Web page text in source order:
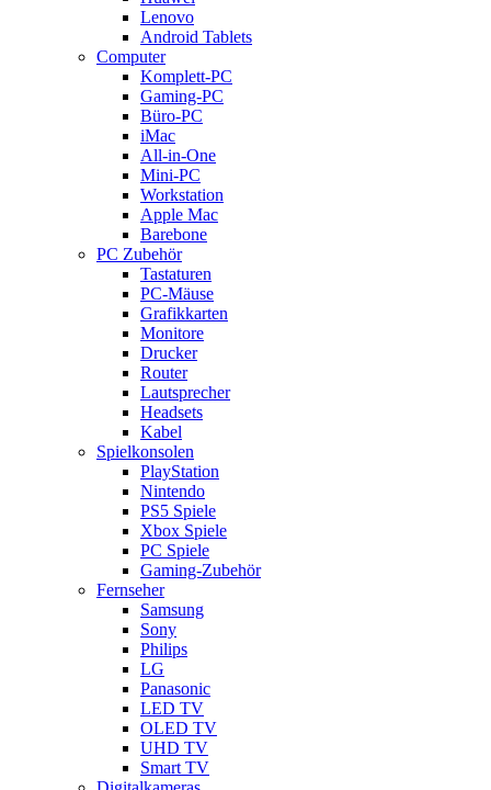
Lenovo
Android Tablets
Computer
Komplett-PC
Gaming-PC
Büro-PC
iMac
All-in-One
Mini-PC
Workstation
Apple Mac
Barebone
PC Zubehör
Tastaturen
PC-Mäuse
Grafikkarten
Monitore
Drucker
Router
Lautsprecher
Headsets
Kabel
Spielkonsolen
PlayStation
Nintendo
PS5 Spiele
Xbox Spiele
PC Spiele
Gaming-Zubehör
Fernseher
Samsung
Sony
Philips
LG
Panasonic
LED TV
OLED TV
UHD TV
Smart TV